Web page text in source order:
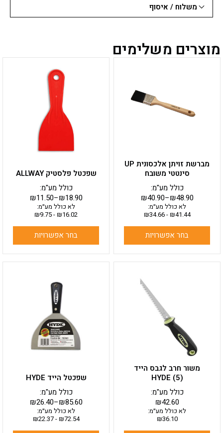
משלוח / איסוף
מוצרים משלימים
מברשת זויתן אלכסונית UP
סינטטי משובח
₪40.90–₪48.90
כולל מע"מ:
לא כולל מע״מ:
₪41.44
-
₪34.66
בחר אפשרויות
מספר
סוגים.
המוצר
שפכטל פלסטיק ALLWAY
₪11.50–₪18.90
כולל מע"מ:
לא כולל מע״מ:
₪16.02
-
₪9.75
בחר אפשרויות
זה
יש
מספר
סוגים.
ניתן
לבחור
האפשרויות
משור חרב לגבס הייד
HYDE (5)
₪42.60
כולל מע"מ:
לא כולל מע״מ:
₪36.10
שפכטל הייד HYDE
₪26.40–₪85.60
כולל מע"מ:
לא כולל מע״מ:
₪72.54
-
₪22.37
יש
מספר
סוגים.
ניתן
לבחור
את
האפשרויות